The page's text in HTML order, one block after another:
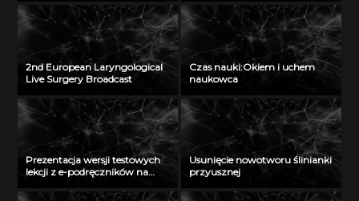
2nd European Laryngological
Live Surgery Broadcast
Czas nauki:Okiem i uchem
naukowca
Prezentacja wersji testowych
lekcji z e-podręczników na
Usunięcie nowotworu ślinianki
przyusznej